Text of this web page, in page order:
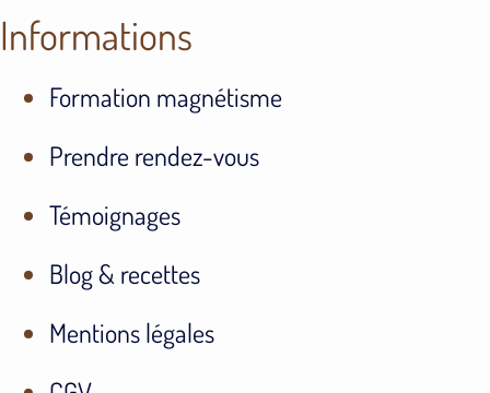
Informations
Formation magnétisme
Prendre rendez-vous
Témoignages
Blog & recettes
Mentions légales